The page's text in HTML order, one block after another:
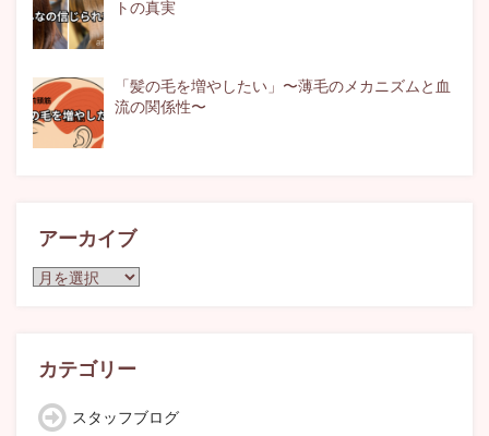
トの真実
「髪の毛を増やしたい」〜薄毛のメカニズムと血
流の関係性〜
アーカイブ
ア
ブ
カテゴリー
スタッフブログ